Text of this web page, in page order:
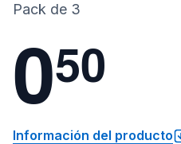
Pack de 3
050
Información del producto